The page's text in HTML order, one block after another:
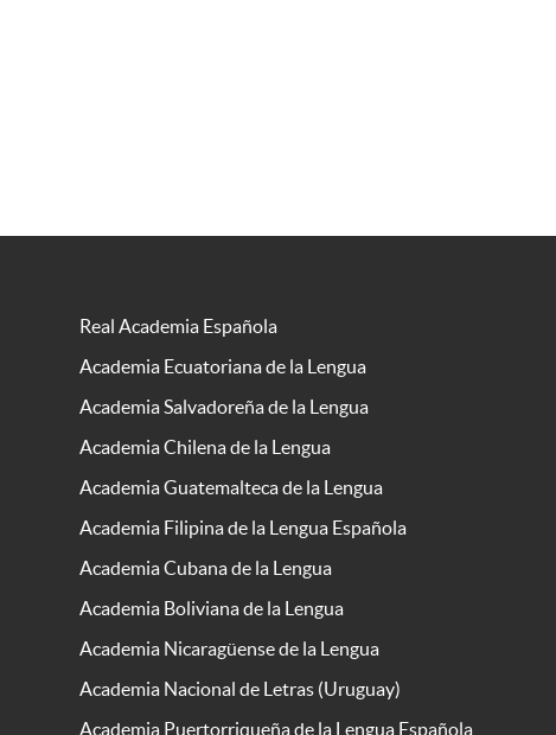
Real Academia Española
Academia Ecuatoriana de la Lengua
Academia Salvadoreña de la Lengua
Academia Chilena de la Lengua
Academia Guatemalteca de la Lengua
Academia Filipina de la Lengua Española
Academia Cubana de la Lengua
Academia Boliviana de la Lengua
Academia Nicaragüense de la Lengua
Academia Nacional de Letras (Uruguay)
Academia Puertorriqueña de la Lengua Española